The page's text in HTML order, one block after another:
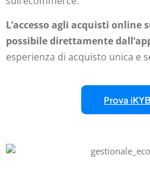
L’accesso agli acquisti online
possibile direttamente
esperienza di acquisto unica e
Prova